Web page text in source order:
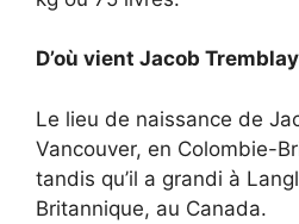
D’où vient Jacob
Le lieu de naissance de
Vancouver, en Colombie-
tandis qu’il a grandi à
Britannique, au Canada.